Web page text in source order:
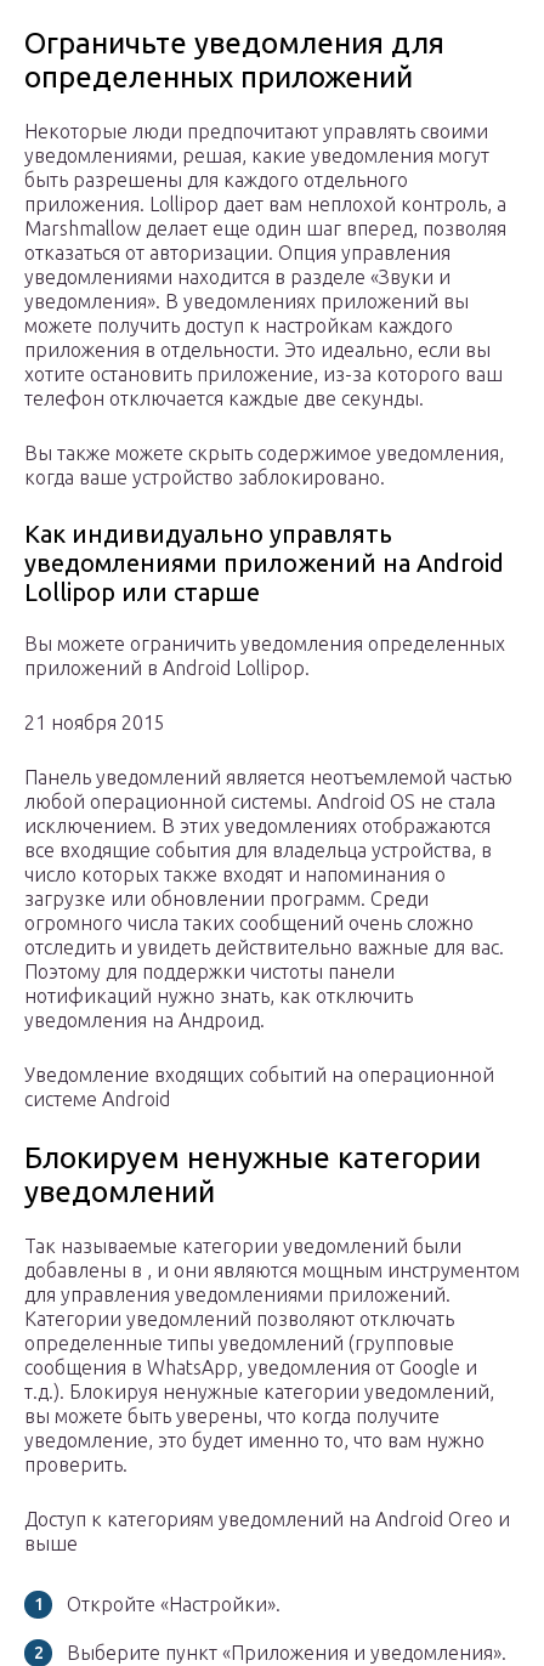
Ограничьте уведомления для
определенных приложений
Некоторые люди предпочитают управлять своими
уведомлениями, решая, какие уведомления могут
быть разрешены для каждого отдельного
приложения. Lollipop дает вам неплохой контроль, а
Marshmallow делает еще один шаг вперед, позволяя
отказаться от авторизации. Опция управления
уведомлениями находится в разделе «Звуки и
уведомления». В уведомлениях приложений вы
можете получить доступ к настройкам каждого
приложения в отдельности. Это идеально, если вы
хотите остановить приложение, из-за которого ваш
телефон отключается каждые две секунды.
Вы также можете скрыть содержимое уведомления,
когда ваше устройство заблокировано.
Как индивидуально управлять
уведомлениями приложений на Android
Lollipop или старше
Вы можете ограничить уведомления определенных
приложений в Android Lollipop.
21 ноября 2015
Панель уведомлений является неотъемлемой частью
любой операционной системы. Android OS не стала
исключением. В этих уведомлениях отображаются
все входящие события для владельца устройства, в
число которых также входят и напоминания о
загрузке или обновлении программ. Среди
огромного числа таких сообщений очень сложно
отследить и увидеть действительно важные для вас.
Поэтому для поддержки чистоты панели
нотификаций нужно знать, как отключить
уведомления на Андроид.
Уведомление входящих событий на операционной
системе Android
Блокируем ненужные категории
уведомлений
Так называемые категории уведомлений были
добавлены в , и они являются мощным инструментом
для управления уведомлениями приложений.
Категории уведомлений позволяют отключать
определенные типы уведомлений (групповые
сообщения в WhatsApp, уведомления от Google и
т.д.). Блокируя ненужные категории уведомлений,
вы можете быть уверены, что когда получите
уведомление, это будет именно то, что вам нужно
проверить.
Доступ к категориям уведомлений на Android Oreo и
выше
Откройте «Настройки».
Выберите пункт «Приложения и уведомления».